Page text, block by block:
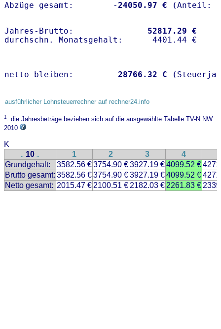
Abzüge gesamt:        -24050.97 €
Jahres-Brutto: 52817.29 €
netto bleiben: 28766.32 €
ausführlicher Lohnsteuerrechner auf rechner24.info
1: die Jahresbeträge beziehen sich auf die ausgewählte Tabelle TV-N NW
2010
K
.. 10 .. 1 2 3 4
Grundgehalt:
3582.56 €3754.90 €3927.19 €4099.52 €
Brutto gesamt: 3582.56 €3754.90 €3927.19 €4099.52 €
Netto gesamt: 2015.47 € 2100.51 € 2182.03 € 2261.83 €